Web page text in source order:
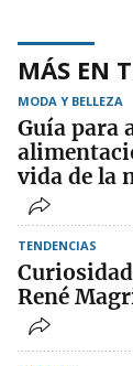
MÁS EN
MODA Y BELLEZA
Guía para
vida de la
TENDENCIAS
René